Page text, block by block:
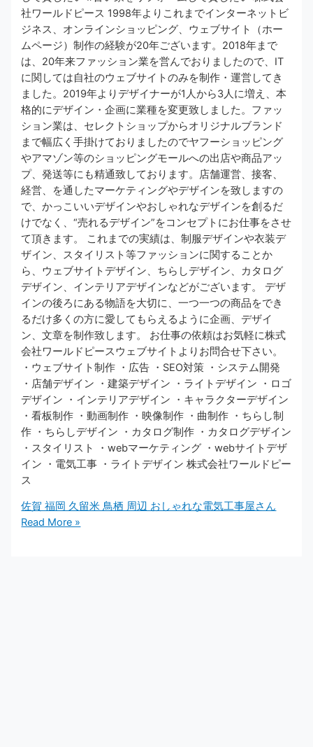
社ワールドピース 1998年よりこれまでインターネットビ
ジネス、オンラインショッピング、ウェブサイト（ホー
ムページ）制作の経験が20年ございます。2018年まで
は、20年来ファッション業を営んでおりましたので、IT
に関しては自社のウェブサイトのみを制作・運営してき
ました。2019年よりデザイナーが1人から3人に増え、本
格的にデザイン・企画に業種を変更致しました。ファッ
ション業は、セレクトショップからオリジナルブランド
まで幅広く手掛けておりましたのでヤフーショッピング
やアマゾン等のショッピングモールへの出店や商品アッ
プ、発送等にも精通致しております。店舗運営、接客、
経営、を通したマーケティングやデザインを致しますの
で、かっこいいデザインやおしゃれなデザインを創るだ
けでなく、“売れるデザイン”をコンセプトにお仕事をさせ
て頂きます。 これまでの実績は、制服デザインや衣装デ
ザイン、スタイリスト等ファッションに関することか
ら、ウェブサイトデザイン、ちらしデザイン、カタログ
デザイン、インテリアデザインなどがございます。 デザ
インの後ろにある物語を大切に、一つ一つの商品をでき
るだけ多くの方に愛してもらえるように企画、デザイ
ン、文章を制作致します。 お仕事の依頼はお気軽に株式
会社ワールドピースウェブサイトよりお問合せ下さい。 ​​
・ウェブサイト制作 ・広告 ・SEO対策 ・システム開発
・店舗デザイン ・建築デザイン ・ライトデザイン ・ロゴ
デザイン ・インテリアデザイン ・キャラクターデザイン
・看板制作 ・動画制作 ・映像制作 ・曲制作 ・ちらし制
作 ・ちらしデザイン ・カタログ制作 ・カタログデザイン
・スタイリスト ・webマーケティング ・webサイトデザ
イン ・電気工事 ・ライトデザイン 株式会社ワールドピー
ス
佐賀 福岡 久留米 鳥栖 周辺 おしゃれな電気工事屋さん
Read More »